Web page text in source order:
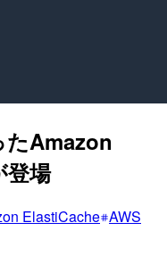
たAmazon
場
ElastiCache AWS